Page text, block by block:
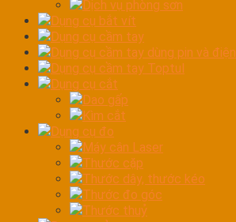
Dịch vụ phòng sơn
Dụng cụ bắt vít
Dụng cụ cầm tay
Dụng cụ cầm tay dùng pin và điện
Dụng cụ cầm tay Toptul
Dụng cụ cắt
Dao gấp
Kìm cắt
Dụng cụ đo
Máy cân Laser
Thước cặp
Thước dây, thước kéo
Thước đo góc
Thước thuỷ